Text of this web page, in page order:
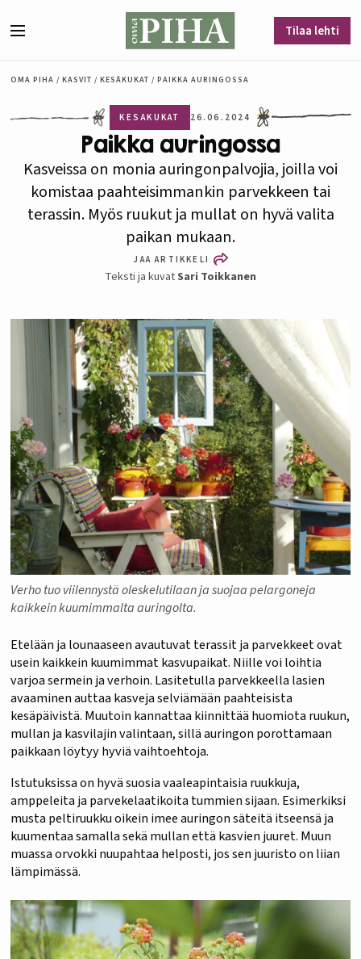
Tilaa lehti
OMA PIHA / KASVIT / KESÄKUKAT / PAIKKA AURINGOSSA
KESÄKUKAT 26.06.2024
Paikka auringossa
Kasveissa on monia auringonpalvojia, joilla voi
komistaa paahteisimmankin parvekkeen tai
terassin. Myös ruukut ja mullat on hyvä valita
paikan mukaan.
JAA ARTIKKELI
Teksti ja kuvat Sari Toikkanen
Verho tuo viilennystä oleskelutilaan ja suojaa pelargoneja
kaikkein kuumimmalta auringolta.
Etelään ja lounaaseen avautuvat terassit ja parvekkeet ovat
usein kaikkein kuumimmat kasvupaikat. Niille voi loihtia
varjoa sermein ja verhoin. Lasitetulla parvekkeella lasien
avaaminen auttaa kasveja selviämään paahteisista
kesäpäivistä. Muutoin kannattaa kiinnittää huomiota ruukun,
mullan ja kasvilajin valintaan, sillä auringon porottamaan
paikkaan löytyy hyviä vaihtoehtoja.
Istutuksissa on hyvä suosia vaaleapintaisia ruukkuja,
amppeleita ja parvekelaatikoita tummien sijaan. Esimerkiksi
musta peltiruukku oikein imee auringon säteitä itseensä ja
kuumentaa samalla sekä mullan että kasvien juuret. Muun
muassa orvokki nuupahtaa helposti, jos sen juuristo on liian
lämpimässä.